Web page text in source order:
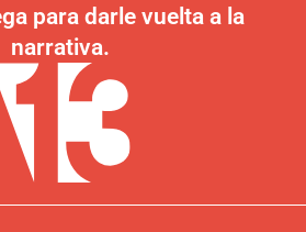
para darle vuelta a la
narrativa.